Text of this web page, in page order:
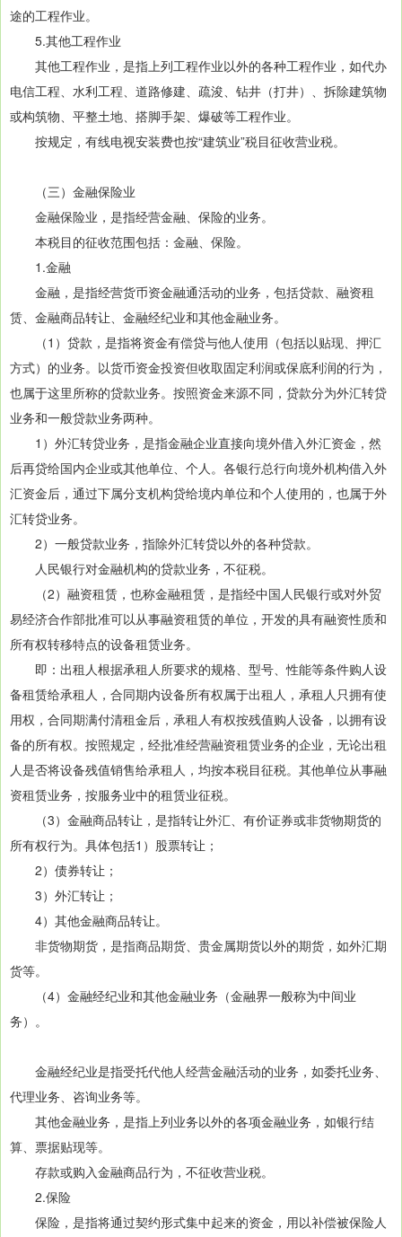
途的工程作业。
5.其他工程作业
其他工程作业，是指上列工程作业以外的各种工程作业，如代办
电信工程、水利工程、道路修建、疏浚、钻井（打井）、拆除建筑物
或构筑物、平整土地、搭脚手架、爆破等工程作业。
按规定，有线电视安装费也按“建筑业”税目征收营业税。
（三）金融保险业
金融保险业，是指经营金融、保险的业务。
本税目的征收范围包括：金融、保险。
1.金融
金融，是指经营货币资金融通活动的业务，包括贷款、融资租
赁、金融商品转让、金融经纪业和其他金融业务。
（1）贷款，是指将资金有偿贷与他人使用（包括以贴现、押汇
方式）的业务。以货币资金投资但收取固定利润或保底利润的行为，
也属于这里所称的贷款业务。按照资金来源不同，贷款分为外汇转贷
业务和一般贷款业务两种。
1）外汇转贷业务，是指金融企业直接向境外借入外汇资金，然
后再贷给国内企业或其他单位、个人。各银行总行向境外机构借入外
汇资金后，通过下属分支机构贷给境内单位和个人使用的，也属于外
汇转贷业务。
2）一般贷款业务，指除外汇转贷以外的各种贷款。
人民银行对金融机构的贷款业务，不征税。
（2）融资租赁，也称金融租赁，是指经中国人民银行或对外贸
易经济合作部批准可以从事融资租赁的单位，开发的具有融资性质和
所有权转移特点的设备租赁业务。
即：出租人根据承租人所要求的规格、型号、性能等条件购人设
备租赁给承租人，合同期内设备所有权属于出租人，承租人只拥有使
用权，合同期满付清租金后，承租人有权按残值购人设备，以拥有设
备的所有权。按照规定，经批准经营融资租赁业务的企业，无论出租
人是否将设备残值销售给承租人，均按本税目征税。其他单位从事融
资租赁业务，按服务业中的租赁业征税。
（3）金融商品转让，是指转让外汇、有价证券或非货物期货的
所有权行为。具体包括1）股票转让；
2）债券转让；
3）外汇转让；
4）其他金融商品转让。
非货物期货，是指商品期货、贵金属期货以外的期货，如外汇期
货等。
（4）金融经纪业和其他金融业务（金融界一般称为中间业
务）。
金融经纪业是指受托代他人经营金融活动的业务，如委托业务、
代理业务、咨询业务等。
其他金融业务，是指上列业务以外的各项金融业务，如银行结
算、票据贴现等。
存款或购入金融商品行为，不征收营业税。
2.保险
保险，是指将通过契约形式集中起来的资金，用以补偿被保险人